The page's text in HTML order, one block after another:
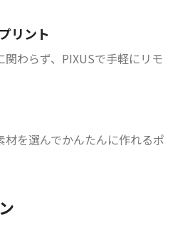
リント
わらず、PIXUSで手軽にリモ
を選んでかんたんに作れるポ